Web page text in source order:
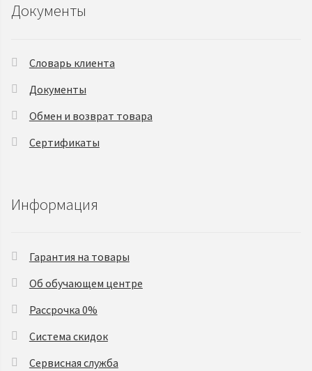
Документы
Словарь клиента
Документы
Обмен и возврат товара
Сертификаты
Информация
Гарантия на товары
Об обучающем центре
Рассрочка 0%
Система скидок
Сервисная служба